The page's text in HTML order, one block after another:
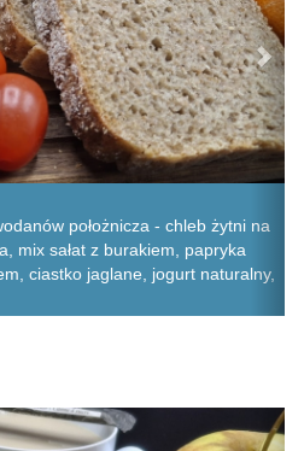
położnicza - chleb żytni na
mix sałat z burakiem, papryka
ciastko jaglane, jogurt naturalny,
Next